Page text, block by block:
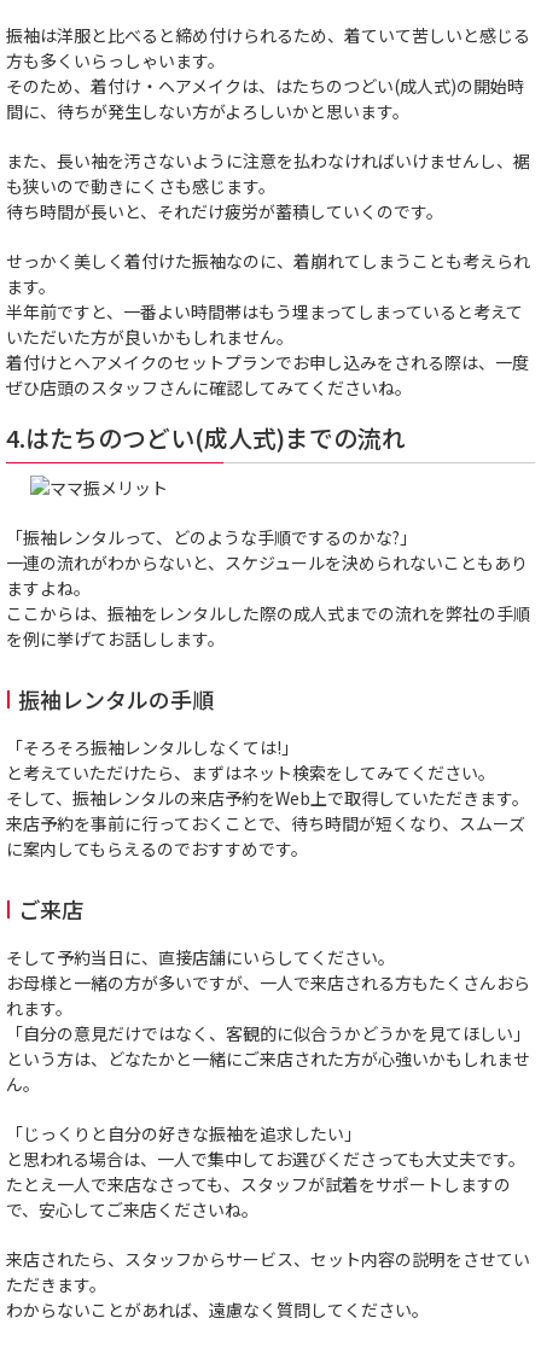
振袖は洋服と比べると締め付けられるため、着ていて苦しいと感じる
方も多くいらっしゃいます。
そのため、着付け・ヘアメイクは、はたちのつどい(成人式)の開始時
間に、待ちが発生しない方がよろしいかと思います。
また、長い袖を汚さないように注意を払わなければいけませんし、裾
も狭いので動きにくさも感じます。
待ち時間が長いと、それだけ疲労が蓄積していくのです。
せっかく美しく着付けた振袖なのに、着崩れてしまうことも考えられ
ます。
半年前ですと、一番よい時間帯はもう埋まってしまっていると考えて
いただいた方が良いかもしれません。
着付けとヘアメイクのセットプランでお申し込みをされる際は、一度
ぜひ店頭のスタッフさんに確認してみてくださいね。
4.はたちのつどい(成人式)までの流れ
「振袖レンタルって、どのような手順でするのかな?」
一連の流れがわからないと、スケジュールを決められないこともあり
ますよね。
ここからは、振袖をレンタルした際の成人式までの流れを弊社の手順
を例に挙げてお話しします。
振袖レンタルの手順
「そろそろ振袖レンタルしなくては!」
と考えていただけたら、まずはネット検索をしてみてください。
そして、振袖レンタルの来店予約をWeb上で取得していただきます。
来店予約を事前に行っておくことで、待ち時間が短くなり、スムーズ
に案内してもらえるのでおすすめです。
ご来店
そして予約当日に、直接店舗にいらしてください。
お母様と一緒の方が多いですが、一人で来店される方もたくさんおら
れます。
「自分の意見だけではなく、客観的に似合うかどうかを見てほしい」
という方は、どなたかと一緒にご来店された方が心強いかもしれませ
ん。
「じっくりと自分の好きな振袖を追求したい」
と思われる場合は、一人で集中してお選びくださっても大丈夫です。
たとえ一人で来店なさっても、スタッフが試着をサポートしますの
で、安心してご来店くださいね。
来店されたら、スタッフからサービス、セット内容の説明をさせてい
ただきます。
わからないことがあれば、遠慮なく質問してください。